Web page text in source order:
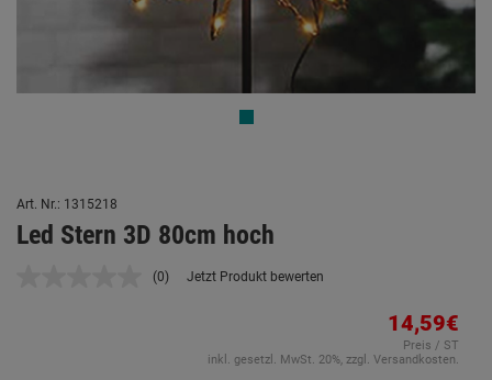
Art. Nr.: 1315218
Led Stern 3D 80cm hoch
Kein
derselben
(0) Jetzt Produkt bewerten
14,59€
Preis / ST
inkl. gesetzl. MwSt. 20%, zzgl. Versandkosten.